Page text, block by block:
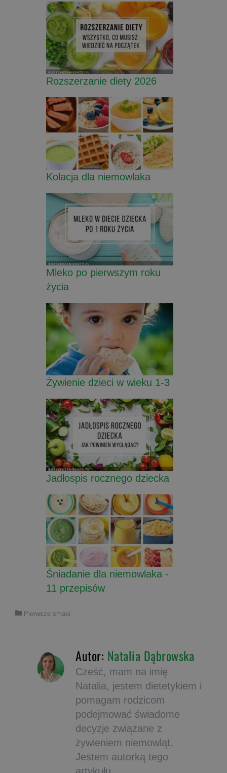
Rozszerzanie diety 2026
Kolacja dla niemowlaka
Mleko po pierwszym roku
życia
Żywienie dzieci w wieku 1-3
Jadłospis rocznego dziecka
Śniadanie dla niemowlaka -
11 przepisów
Pierwsze smaki
Autor: Natalia Dąbrowska
Cześć, mam na imię
Natalia, jestem dietetykiem i
pomagam rodzicom
podejmować świadome
decyzje związane z
żywieniem niemowląt.
Jestem autorką tego
artykułu.